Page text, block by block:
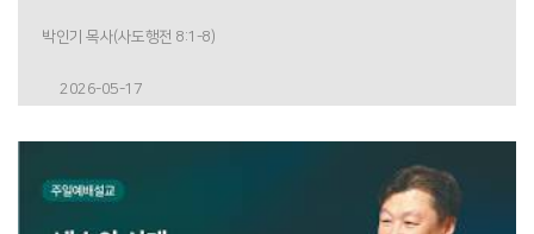
박인기 목사(사도행전 8:1-8)
2026-05-17